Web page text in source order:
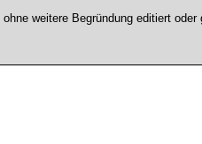
weitere Begründung editiert oder